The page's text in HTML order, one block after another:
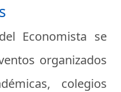
Economista se
organizados
colegios